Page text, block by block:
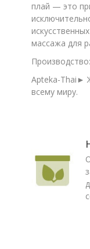
плай — это
массажа для
Apteka-Thai►
всему миру.